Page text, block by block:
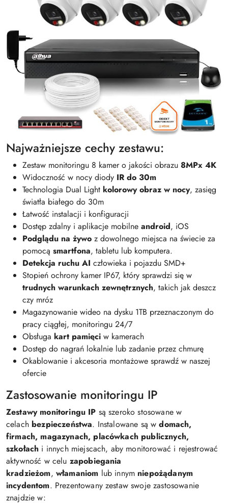
Najważniejsze cechy zestawu:
Zestaw monitoringu 8 kamer o jakości obrazu 8MPx 4K
Widoczność w nocy diody IR do 30m
Technologia Dual Light kolorowy obraz w nocy, zasięg
światła białego do 30m
Łatwość instalacji i konfiguracji
Dostęp zdalny i aplikacje mobilne android, iOS
Podglądu na żywo z dowolnego miejsca na świecie za
pomocą smartfona, tabletu lub komputera.
Detekcja ruchu AI człowieka i pojazdu SMD+
Stopień ochrony kamer IP67, który sprawdzi się w
trudnych warunkach zewnętrznych, takich jak deszcz
czy mróz
Magazynowanie wideo na dysku 1TB przeznaczonym do
pracy ciągłej, monitoringu 24/7
Obsługa kart pamięci w kamerach
Dostęp do nagrań lokalnie lub zadanie przez chmurę
Okablowanie i akcesoria montażowe sprawdź w naszej
ofercie
Zastosowanie monitoringu IP
Zestawy monitoringu IP są szeroko stosowane w
celach bezpieczeństwa. Instalowane są wdomach,
firmach, magazynach, placówkach publicznych,
szkołach i innych miejscach, aby monitorować i rejestrować
aktywność w celu zapobiegania
kradzieżom, włamaniom lub innym niepożądanym
incydentom. Prezentowany zestaw swoje zastosowanie
znajdzie w: